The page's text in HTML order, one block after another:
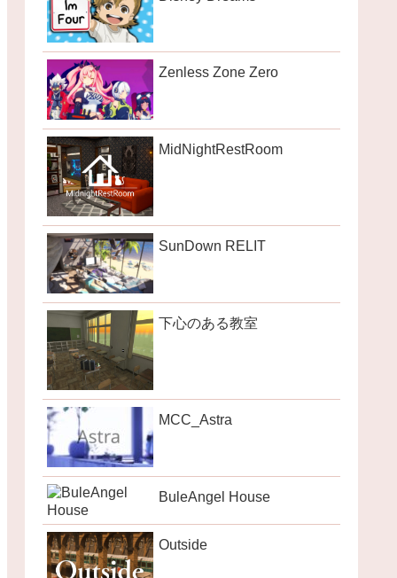
Zenless Zone Zero
MidNightRestRoom
SunDown RELIT
下心のある教室
MCC_Astra
BuleAngel House
Outside